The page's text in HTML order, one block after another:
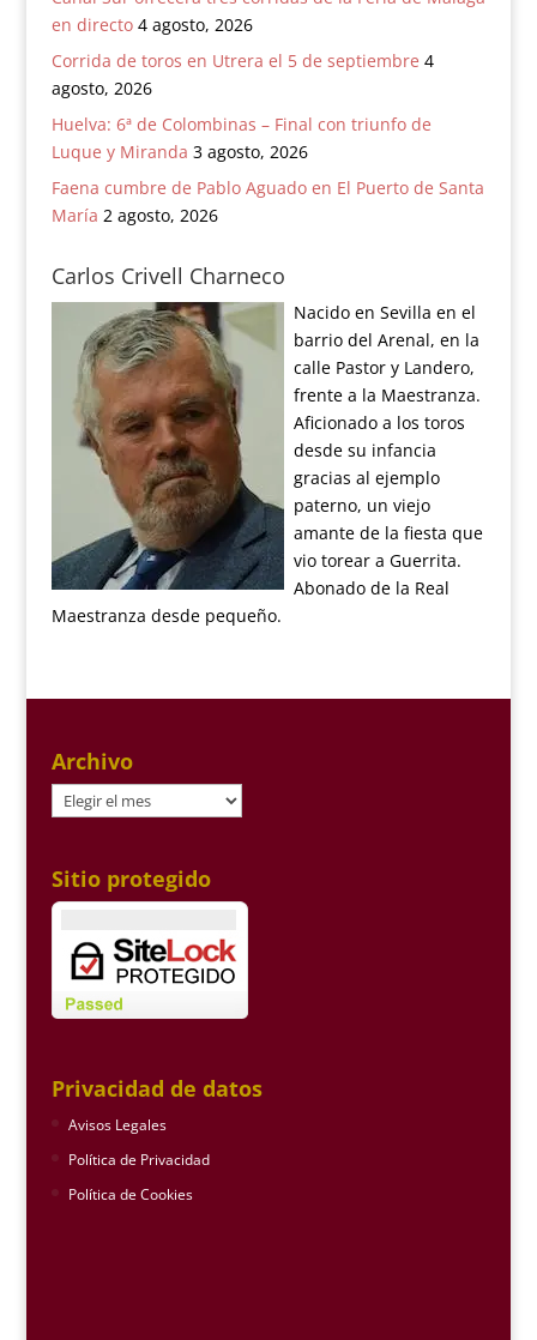
en directo 4 agosto, 2026
Corrida de toros en Utrera el 5 de septiembre 4
agosto, 2026
Huelva: 6ª de Colombinas – Final con triunfo de
Luque y Miranda 3 agosto, 2026
Faena cumbre de Pablo Aguado en El Puerto de Santa
María 2 agosto, 2026
Carlos Crivell Charneco
Nacido en Sevilla en el
barrio del Arenal, en la
calle Pastor y Landero,
frente a la Maestranza.
Aficionado a los toros
desde su infancia
gracias al ejemplo
paterno, un viejo
amante de la fiesta que
vio torear a Guerrita.
Abonado de la Real
Maestranza desde pequeño.
Archivo
Archivo
Sitio protegido
Privacidad de datos
Avisos Legales
Política de Privacidad
Política de Cookies